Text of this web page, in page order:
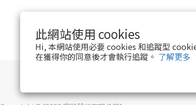
此網站使用 cookies
Hi, 本網站使用必要 cookies 和追蹤型
在獲得你的同意後才會執行追蹤。 了解更多
$TWD 繁體中文